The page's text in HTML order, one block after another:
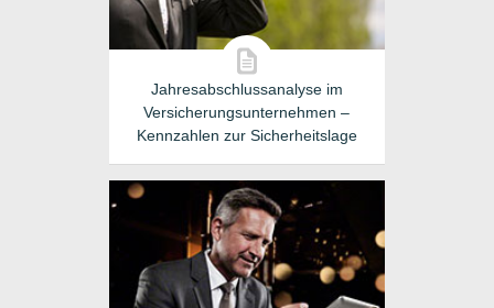
Jahresabschlussanalyse im
Versicherungsunternehmen –
Kennzahlen zur Sicherheitslage